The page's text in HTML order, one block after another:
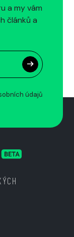
a my vám
článků a
údajů